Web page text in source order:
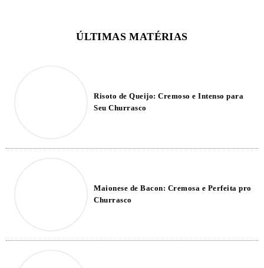
Risoto de Queijo: Cremoso e Intenso para
Seu Churrasco
Maionese de Bacon: Cremosa e Perfeita pro
Churrasco